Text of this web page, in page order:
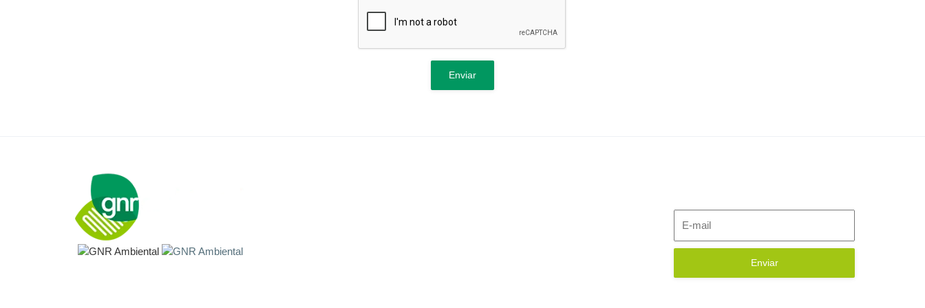
Enviar
Enviar